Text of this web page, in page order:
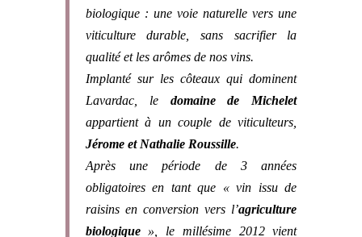
biologique : une voie naturelle vers une
viticulture durable, sans sacrifier la
qualité et les arômes de nos vins.
Implanté sur les côteaux qui dominent
Lavardac, ledomaine de Michelet
appartient à un couple de viticulteurs,
Jérome et Nathalie Roussille.
Après une période de 3 années
obligatoires en tant que « vin issu de
raisins en conversion vers l’agriculture
biologique», le millésime 2012 vient